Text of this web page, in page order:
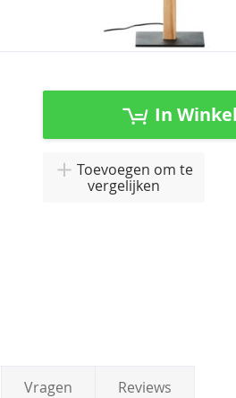
In
Toevoegen om te
vergelijken
Vragen Reviews